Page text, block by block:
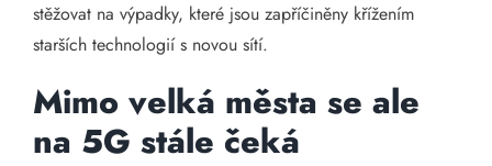
stěžovat na výpadky, které jsou zapříčiněny křížením
starších technologií s novou sítí.
Mimo velká města se ale
na 5G stále čeká